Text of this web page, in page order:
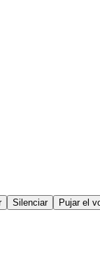
Silenciar Pujar el